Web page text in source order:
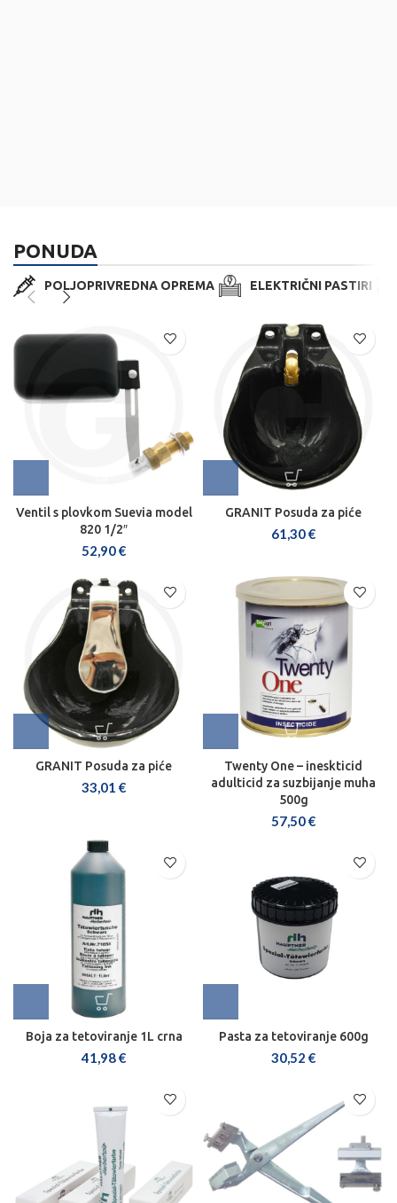
Ventil s plovkom Suevia model
820 1/2″
GRANIT Posuda za piće
61,30 €
GRANIT Posuda za piće
33,01€
Twenty One – ineskticid
adulticid za suzbijanje muha
500g
57,50€
Boja za tetoviranje 1L crna
41,98
Pasta za tetoviranje 600g
30,52€
Pasta za tetoviranje 60g Kliješta za tetoviranje 10 mm